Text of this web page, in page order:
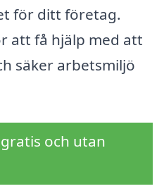
för ditt företag.
att få hjälp med att
säker arbetsmiljö
och utan